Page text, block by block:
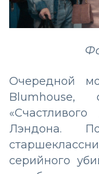
Очередной
Blumhouse,
Лэндона.
серийного